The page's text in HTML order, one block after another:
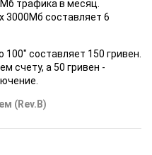
трафика в месяц.
3000Мб составляет 6
составляет 150 гривен.
счету, а 50 гривен -
(Rev.B)